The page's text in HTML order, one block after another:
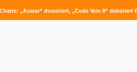
„Avatar“ dominiert, „Code Vein II“ debütiert